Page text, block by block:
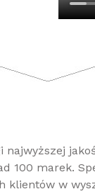
100 marek.
w